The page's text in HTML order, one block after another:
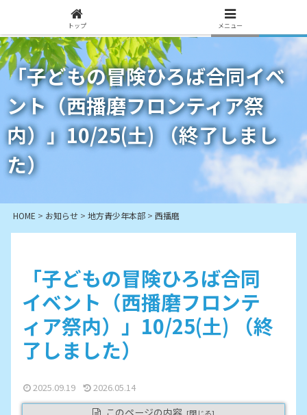
「子どもの冒険ひろば合同イベ
ント（西播磨フロンティア祭
内）」10/25(土) （終了しまし
た）
HOME > お知らせ >地方青少年本部 >西播磨
「子どもの冒険ひろば合同
イベント（西播磨フロンテ
ィア祭内）」10/25(土) （終
了しました）
2025.09.19 2026.05.14
トップ メニュー